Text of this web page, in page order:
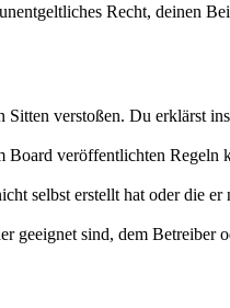
Recht, deinen
verstoßen. Du erklärst
veröffentlichten
selbst erstellt hat oder die
geeignet sind, dem Betreiber